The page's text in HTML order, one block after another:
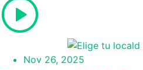
Nov 26, 2025